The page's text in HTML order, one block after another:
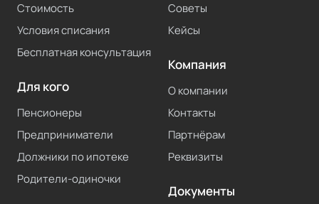
Стоимость
Условия списания
Бесплатная консультация
Для кого
Пенсионеры
Предприниматели
Должники по ипотеке
Родители-одиночки
Советы
Кейсы
Компания
О компании
Контакты
Партнёрам
Реквизиты
Документы